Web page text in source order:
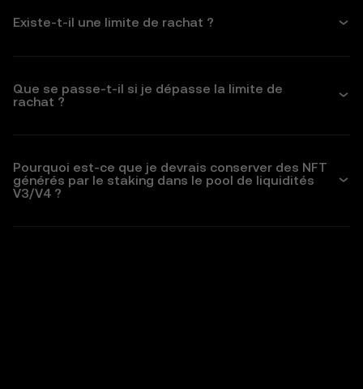
Existe-t-il une limite de rachat ?
Que se passe-t-il si je dépasse la limite de
rachat ?
Pourquoi est-ce que je devrais conserver des NFT
générés par le staking dans le pool de liquidités
V3/V4 ?